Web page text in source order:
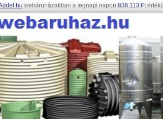
webáruházakban a tegnapi napon 838.113 Ft